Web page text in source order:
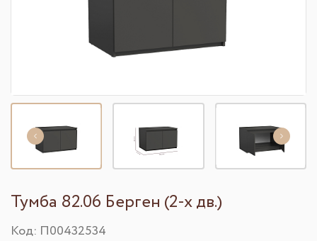
Тумба 82.06 Берген (2-х дв.)
Код: П00432534